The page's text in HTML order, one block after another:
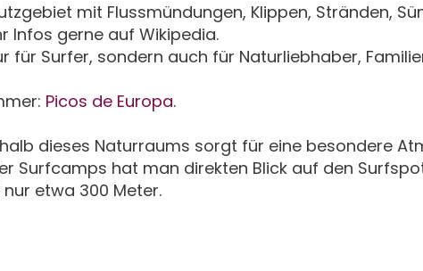
mit Flussmündungen, Klippen, Stränden,
Infos gerne auf Wikipedia.
für Surfer, sondern auch für Naturliebhaber,
Picos de Europa.
dieses Naturraums sorgt für eine besondere
Surfcamps hat man direkten Blick auf den
etwa 300 Meter.